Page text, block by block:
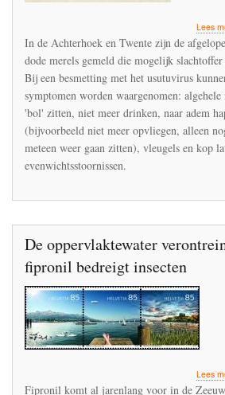
Lees
In de Achterhoek en Twente zijn de
dode merels gemeld die mogelijk
Bij een besmetting met het usutuvirus
symptomen worden waargenomen:
'bol' zitten, niet meer drinken, naar adem
(bijvoorbeeld niet meer opvliegen, alleen
meteen weer gaan zitten), vleugels en kop
evenwichtsstoornissen.
De oppervlaktewater
fipronil bedreigt insecten
Lees
Fipronil komt al jarenlang voor in de